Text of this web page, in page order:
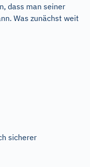
dass man seiner
Was zunächst weit
sicherer